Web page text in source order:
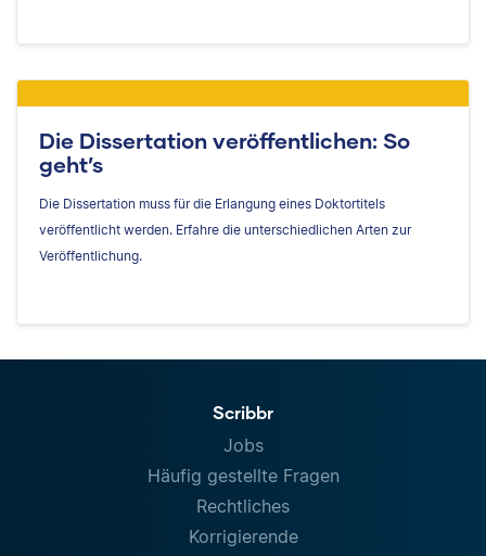
Die Dissertation veröffentlichen: So
geht’s
Die Dissertation muss für die Erlangung eines Doktortitels
veröffentlicht werden. Erfahre die unterschiedlichen Arten zur
Veröffentlichung.
Scribbr
Jobs
Häufig gestellte Fragen
Rechtliches
Korrigierende